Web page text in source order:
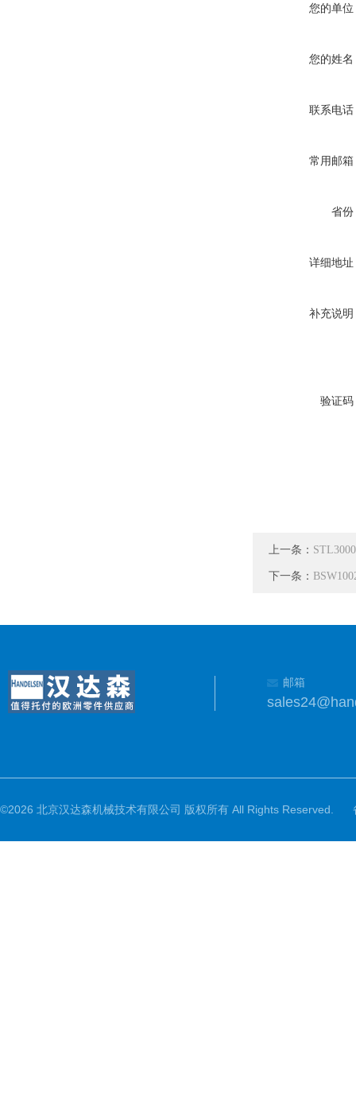
您的单位
您的姓名
联系电话
常用邮箱
省份
详细地址
补充说明
验证码
上一条：
下一条：
邮箱
©2026 北京汉达森机械技术有限公司 版权所有 All Rights Reserved.